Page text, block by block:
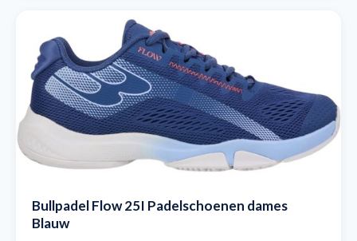
Bullpadel Flow 25I Padelschoenen dames
Blauw